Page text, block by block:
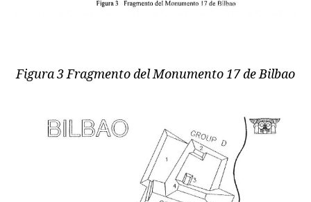
Figura 3 Fragmento del Monumento 17 de Bilbao